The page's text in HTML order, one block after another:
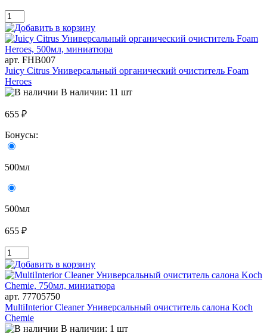
арт. FHB007
Juicy Citrus Универсальный органический очиститель Foam
Heroes
В наличии: 11 шт
655 ₽
Бонусы:
500мл
500мл
655 ₽
арт. 77705750
MultiInterior Cleaner Универсальный очиститель салона Koch
Chemie
В наличии: 1 шт